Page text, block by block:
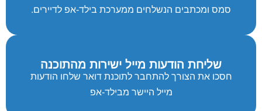
סמס ומכתבים הנשלחים ממערכת בילד-אפ לדיירים.
שליחת הודעות מייל ישירות מהתוכנה
חסכו את הצורך להתחבר לתוכנת דואר שלחו הודעות
מייל היישר מבילד-אפ